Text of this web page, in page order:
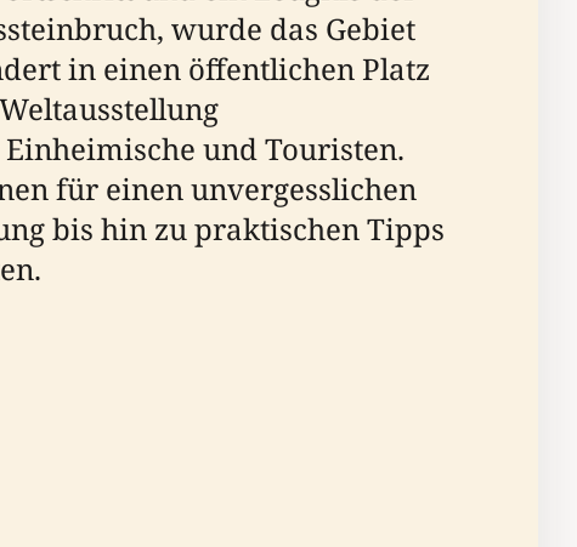
wurde das Gebiet
in einen öffentlichen Platz
und Touristen.
für einen unvergesslichen
bis hin zu praktischen Tipps